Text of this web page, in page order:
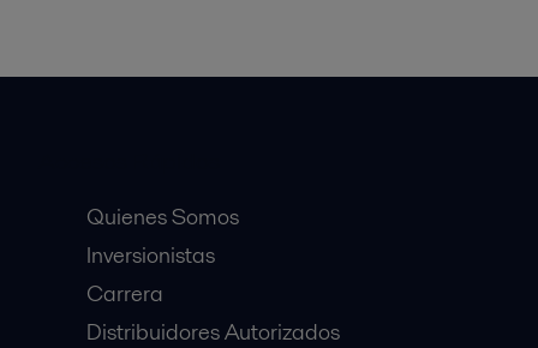
Quienes Somos
Inversionistas
Carrera
Distribuidores Autorizados